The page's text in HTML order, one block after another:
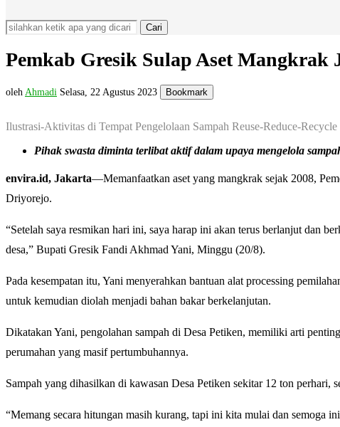
Cari
Pemkab Gresik Sulap Aset Mangkrak
oleh Ahmadi Selasa, 22 Agustus 2023 Bookmark
Ilustrasi-Aktivitas di Tempat Pengelolaan Sampah Reuse-Reduce-
Pihak swasta diminta terlibat aktif dalam upaya mengelola
envira.id, Jakarta—Memanfaatkan aset yang mangkrak sejak 2008,
Driyorejo.
“Setelah saya resmikan hari ini, saya harap ini akan terus berlanjut dan
desa,” Bupati Gresik Fandi Akhmad Yani, Minggu (20/8).
Pada kesempatan itu, Yani menyerahkan bantuan alat processing
untuk kemudian diolah menjadi bahan bakar berkelanjutan.
Dikatakan Yani, pengolahan sampah di Desa Petiken, memiliki arti
perumahan yang masif pertumbuhannya.
Sampah yang dihasilkan di kawasan Desa Petiken sekitar 12 ton
“Memang secara hitungan masih kurang, tapi ini kita mulai dan semoga